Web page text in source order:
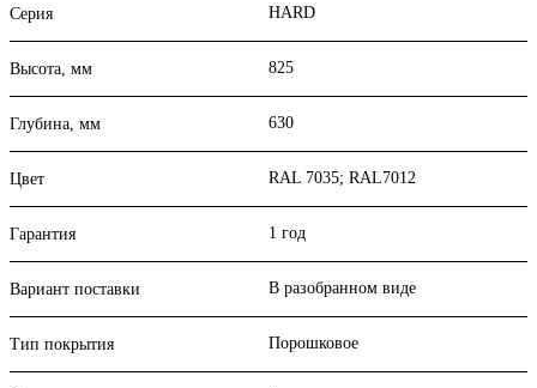
Серия HARD
Высота, мм 825
Глубина, мм 630
Цвет RAL 7035; RAL7012
Гарантия 1 год
Вариант поставки В разобранном виде
Тип покрытия Порошковое